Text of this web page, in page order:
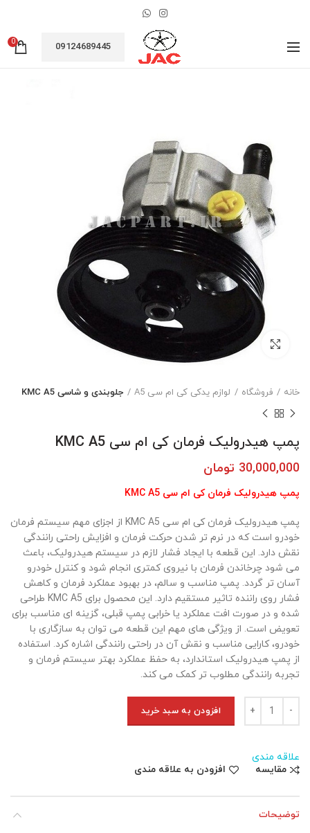
09124689445
0
بزرگنمایی تصویر
خانه فروشگاه لوازم یدکی کی ام سی A5 جلوبندی و شاسی KMC A5
پمپ هیدرولیک فرمان کی ام سی KMC A5
30,000,000 تومان
پمپ هیدرولیک فرمان کی ام سی KMC A5
پمپ هیدرولیک فرمان کی ام سی KMC A5 از اجزای مهم سیستم فرمان
خودرو است که در نرم تر شدن حرکت فرمان و افزایش راحتی رانندگی
نقش دارد. این قطعه با ایجاد فشار لازم در سیستم هیدرولیک، باعث
می شود چرخاندن فرمان با نیروی کمتری انجام شود و کنترل خودرو
آسان تر گردد. پمپ مناسب و سالم، در بهبود عملکرد فرمان و کاهش
فشار روی راننده تاثیر مستقیم دارد. این محصول برای KMC A5 طراحی
شده و در صورت افت عملکرد یا خرابی پمپ قبلی، گزینه ای مناسب برای
تعویض است. از ویژگی های مهم این قطعه می توان به سازگاری با
خودرو، کارایی مناسب و نقش آن در راحتی رانندگی اشاره کرد. استفاده
از پمپ هیدرولیک استاندارد، به حفظ عملکرد بهتر سیستم فرمان و
تجربه رانندگی مطلوب تر کمک می کند.
پمپ هیدرولیک فرمان کی ام سی KMC A5 عدد
افزودن به سبد خرید
علاقه مندی
مقایسه
افزودن به علاقه مندی
توضیحات